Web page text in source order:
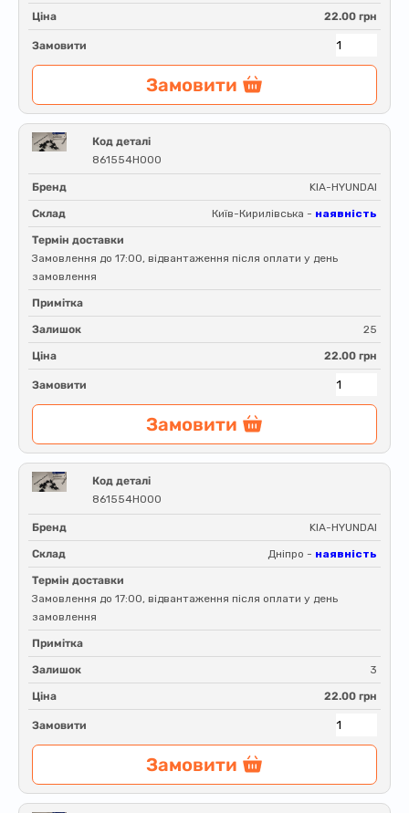
Ціна 22.00 грн
Замовити
Замовити
Код деталі
861554H000
Бренд KIA-HYUNDAI
Склад Київ-Кирилівська - наявність
Термін доставки
Замовлення до 17:00, відвантаження після оплати у день
замовлення
Примітка
Залишок 25
Ціна 22.00 грн
Замовити
Замовити
Код деталі
861554H000
Бренд KIA-HYUNDAI
Склад Дніпро - наявність
Термін доставки
Замовлення до 17:00, відвантаження після оплати у день
замовлення
Примітка
Залишок 3
Ціна 22.00 грн
Замовити
Замовити